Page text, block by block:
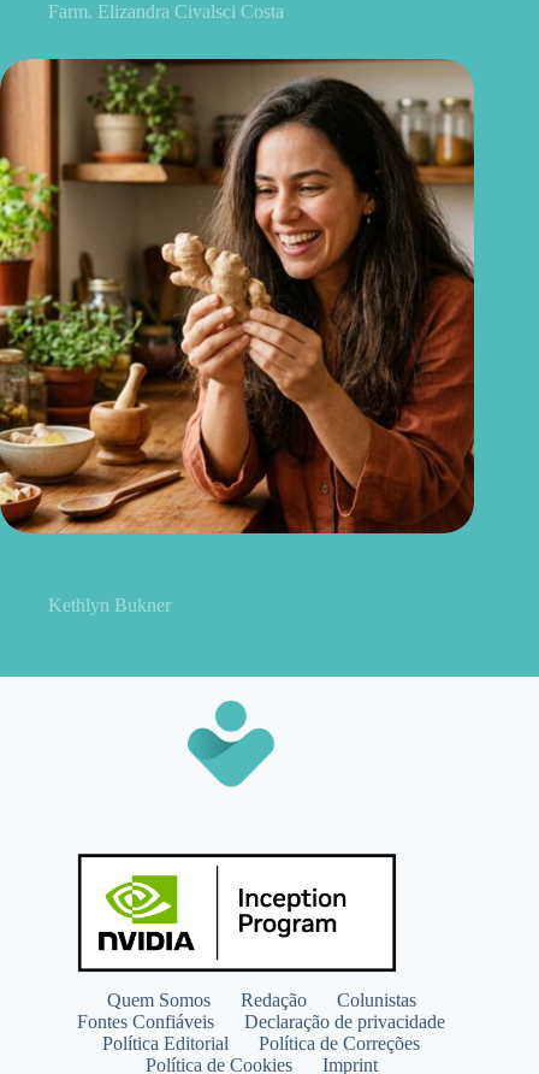
Farm. Elizandra Civalsci Costa
Kethlyn Bukner
Quem Somos Redação
Colunistas
Fontes Confiáveis
Declaração de privacidade
Política Editorial
Política de Correções
Política de Cookies
Imprint